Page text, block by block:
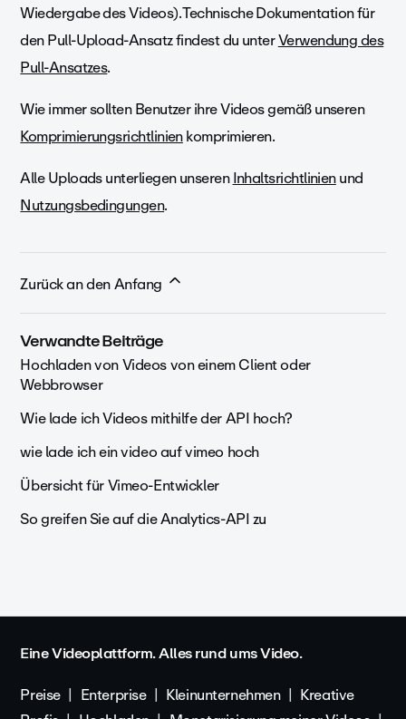
Wiedergabe des Videos). Technische Dokumentation für
den Pull-Upload-Ansatz findest du unterVerwendung des
Pull-Ansatzes.
Wie immer sollten Benutzer ihre Videos gemäß unseren
Komprimierungsrichtlinienkomprimieren.
Alle Uploads unterliegen unserenInhaltsrichtlinienund
Nutzungsbedingungen.
Zurück an den Anfang
Verwandte Beiträge
Hochladen von Videos von einem Client oder
Webbrowser
Wie lade ich Videos mithilfe der API hoch?
wie lade ich ein video auf vimeo hoch
Übersicht für Vimeo-Entwickler
So greifen Sie auf die Analytics-API zu
Eine Videoplattform. Alles rund ums Video.
Preise
Enterprise Kleinunternehmen
Kreative